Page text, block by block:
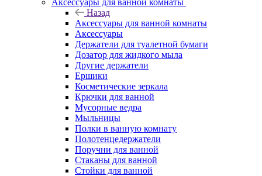
Аксессуары для ванной комнаты
Назад
Аксессуары для ванной комнаты
Аксессуары
Держатели для туалетной бумаги
Дозатор для жидкого мыла
Другие держатели
Ершики
Косметические зеркала
Крючки для ванной
Мусорные ведра
Мыльницы
Полки в ванную комнату
Полотенцедержатели
Поручни для ванной
Стаканы для ванной
Стойки для ванной